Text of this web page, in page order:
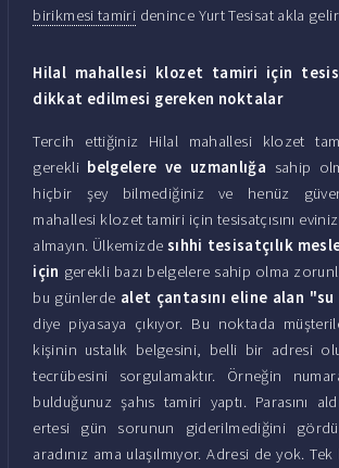
birikmesi tamiri denince Yurt Tesisat akla
Hilal mahallesi klozet tamiri için
dikkat edilmesi gereken noktalar
Tercih ettiğiniz Hilal mahallesi klozet
gerekli belgelere ve uzmanlığa sahip
hiçbir şey bilmediğiniz ve henüz
mahallesi klozet tamiri için tesisatçısını
almayın. Ülkemizde sıhhi tesisatçılık
için gerekli bazı belgelere sahip olma
bu günlerde alet çantasını eline alan "su
diye piyasaya çıkıyor. Bu noktada
kişinin ustalık belgesini, belli bir adresi
tecrübesini sorgulamaktır. Örneğin
bulduğunuz şahıs tamiri yaptı. Parasını
ertesi gün sorunun giderilmediğini
aradınız ama ulaşılmıyor. Adresi de yok.